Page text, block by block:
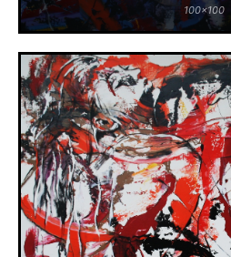
100x100